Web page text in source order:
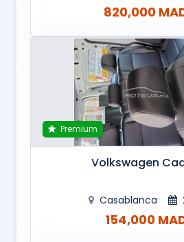
820,000
Premium
Volkswagen
Casablanca
154,000